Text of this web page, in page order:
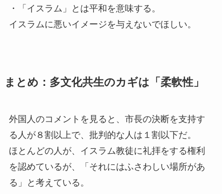
・「イスラム」とは平和を意味する。
イスラムに悪いイメージを与えないでほしい。
まとめ：多文化共生のカギは「柔軟性」
外国人のコメントを見ると、市長の決断を支持す
る人が８割以上で、批判的な人は１割以下だ。
ほとんどの人が、イスラム教徒に礼拝をする権利
を認めているが、「それにはふさわしい場所があ
る」と考えている。